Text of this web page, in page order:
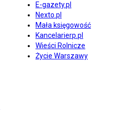
E-gazety.pl
Nexto.pl
Mała księgowość
Kancelarierp.pl
Wieści Rolnicze
Życie Warszawy